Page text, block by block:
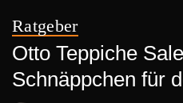
Ratgeber
Otto Teppiche
Schnäppchen für